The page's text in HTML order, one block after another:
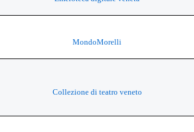
MondoMorelli
Collezione di teatro veneto